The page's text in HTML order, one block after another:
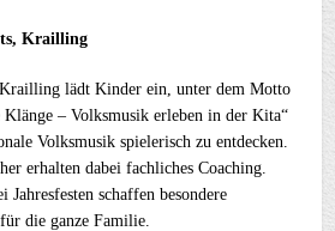
Krailling
lädt Kinder ein, unter dem Motto
Klänge – Volksmusik erleben in der Kita“
Volksmusik spielerisch zu entdecken.
erhalten dabei fachliches Coaching.
schaffen besondere
die ganze Familie.